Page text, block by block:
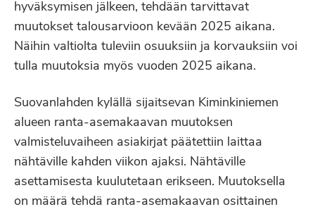
hyväksymisen jälkeen, tehdään tarvittavat
muutokset talousarvioon kevään 2025 aikana.
Näihin valtiolta tuleviin osuuksiin ja korvauksiin voi
tulla muutoksia myös vuoden 2025 aikana.
Suovanlahden kylällä sijaitsevan Kiminkiniemen
alueen ranta-asemakaavan muutoksen
valmisteluvaiheen asiakirjat päätettiin laittaa
nähtäville kahden viikon ajaksi. Nähtäville
asettamisesta kuulutetaan erikseen. Muutoksella
on määrä tehdä ranta-asemakaavan osittainen